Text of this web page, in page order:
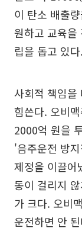
이 탄소 배출
원하고 교육을
립을 돕고 있다.
사회적 책임을
힘쓴다. 오비
2000억 원을
'음주운전 방
제정을 이끌어
동이 걸리지
가 크다. 오비
운전하면 안